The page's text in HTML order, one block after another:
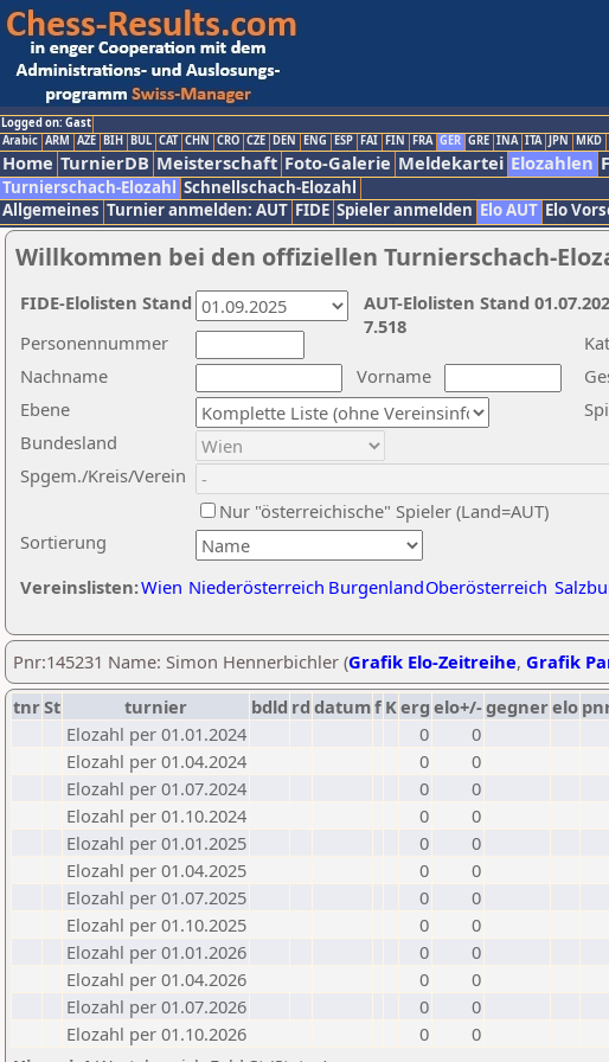
Logged on: Gast
Arabic ARM AZE BIH BUL CAT CHN CRO CZE DEN ENG ESP FAI FIN FRA GER GRE INA ITA JPN MKD
Home TurnierDB Meisterschaft Foto-Galerie Meldekartei Elozahlen
Turnierschach-Elozahl Schnellschach-Elozahl
Allgemeines Turnier anmelden: AUT FIDE Spieler anmelden Elo AUT Elo
Willkommen bei den offiziellen Turnierschach-
Nachname
Vorname
Ebene
Sortierung
Personennummer
Bundesland
Spgem./Kreis/Verein
Nur "österreichische" Spieler (Land=AUT)
Vereinslisten:Wien Niederösterreich BurgenlandOberösterreich
AUT-Elolisten Stand
7.518
FIDE-Elolisten Stand
Pnr:145231 Name: Simon Hennerbichler (Grafik Elo-Zeitreihe, Grafik
tnrSt turnier bdld rd datumf Kerg elo+/-gegnerelo
Elozahl per 01.01.2024
0
0
Elozahl per 01.04.2024
0
0
Elozahl per 01.07.2024
0
0
Elozahl per 01.10.2024
0
0
Elozahl per 01.01.2025
0
0
Elozahl per 01.04.2025
0
0
Elozahl per 01.07.2025
0
0
Elozahl per 01.10.2025
0
0
Elozahl per 01.01.2026
0
0
Elozahl per 01.04.2026
0
0
Elozahl per 01.07.2026
0
0
Elozahl per 01.10.2026
0
0